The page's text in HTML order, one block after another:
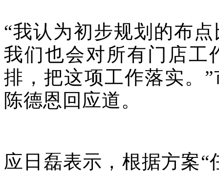
“我认为初步规划的布
我们也会对所有门店工
排，把这项工作落实。
陈德恩回应道。
应日磊表示，根据方案“